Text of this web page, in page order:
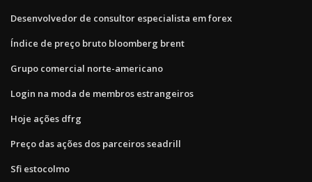
Desenvolvedor de consultor especialista em forex
Índice de preço bruto bloomberg brent
Grupo comercial norte-americano
Login na moda de membros estrangeiros
Hoje ações dfrg
Preço das ações dos parceiros seadrill
Sfi estocolmo